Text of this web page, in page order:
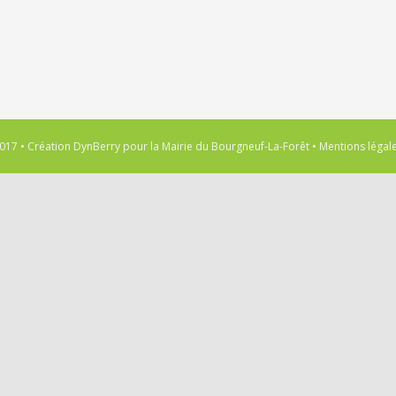
• Création DynBerry pour la Mairie du Bourgneuf-La-Forêt • Mentions